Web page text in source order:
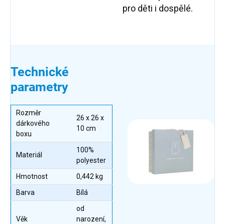
pro děti i dospělé.
Technické
parametry
Rozměr
dárkového
boxu
26 x 26 x
10 cm
Materiál
100%
polyester
Hmotnost
0,442 kg
Barva
Bílá
Věk
od
narození,